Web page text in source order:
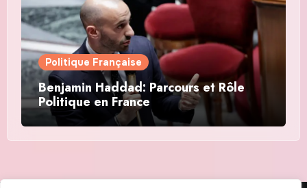
Politique Française
Benjamin Haddad: Parcours et Rôle
Politique en France